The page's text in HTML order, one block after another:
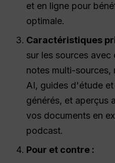
et en ligne pour
optimale.
Caractéristiques
sur les sources
notes multi-sources,
AI, guides d'étude
générés, et aperçus
vos documents en
podcast.
Pour et contre :